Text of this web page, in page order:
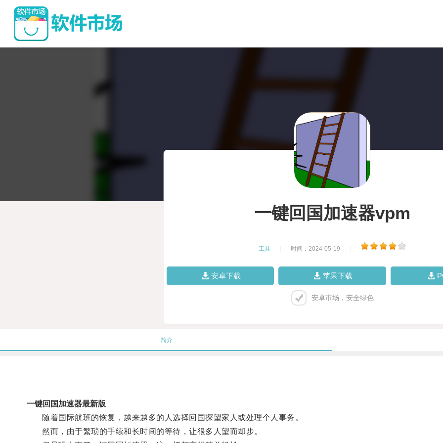
一键回国加速器vpm
工具 时间：2024-05-19
安卓下载 苹果下载
安卓市场，安全绿色
简介
一键回国加速器最新版
随着国际航班的恢复，越来越多的人选择回国探望家人或处理个人事务。
然而，由于繁琐的手续和长时间的等待，让很多人望而却步。